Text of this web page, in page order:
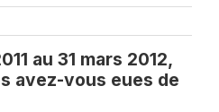
au 31 mars 2012,
avez-vous eues de